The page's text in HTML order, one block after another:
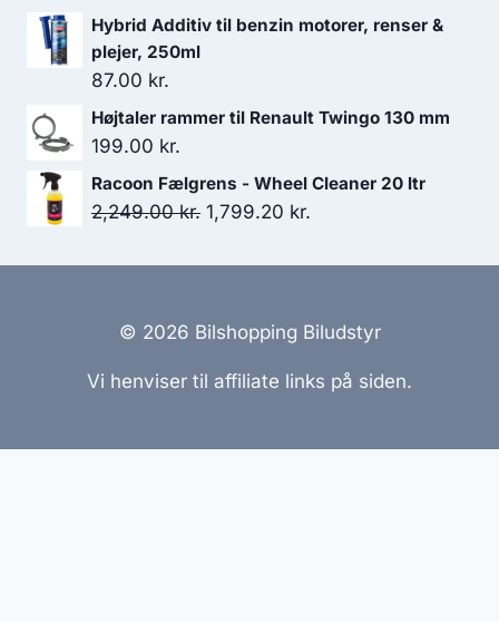
1,299.00 kr.. 890.00 kr..
Hybrid Additiv til benzin motorer, renser &
plejer, 250ml
87.00 kr.
Højtaler rammer til Renault Twingo 130 mm
199.00 kr.
Racoon Fælgrens - Wheel Cleaner 20 ltr
2,249.00kr. Den
pris
2,249.00 kr..
1,799.20 kr.
pris
1,799.20 kr..
© 2026 Bilshopping Biludstyr
Vi henviser til affiliate links på siden.